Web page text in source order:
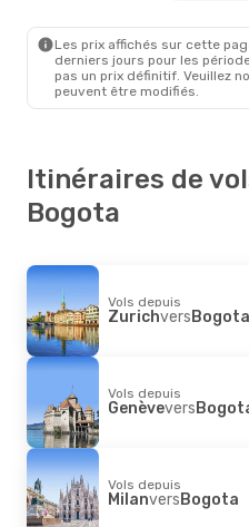
- Bogota
Les prix affichés sur cette
derniers jours pour les
pas un prix définitif. Veuillez
peuvent être modifiés.
Itinéraires de
Bogota
Vols depuis
ZurichversBogota
Vols depuis
Genèvevers
Vols depuis
MilanversBogota